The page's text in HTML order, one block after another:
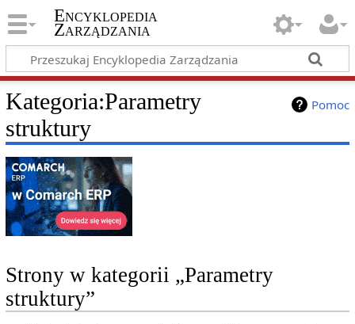
Encyklopedia
Zarządzania
Pomoc
Kategoria:Parametry
struktury
Strony w kategorii „Parametry
struktury”